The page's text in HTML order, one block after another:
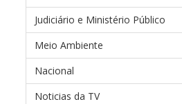
Judiciário e Ministério Público
Meio Ambiente
Nacional
Noticias da TV